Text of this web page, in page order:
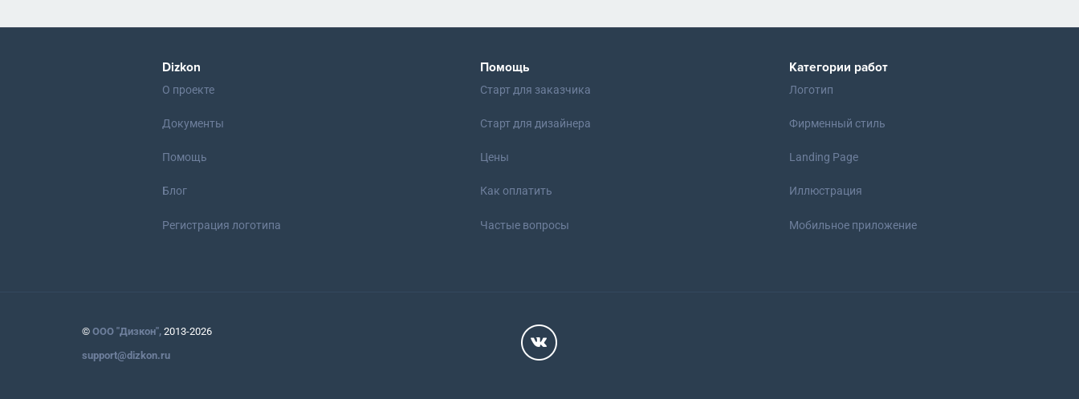
Dizkon
О проекте
Документы
Помощь
Блог
Регистрация логотипа
Помощь
Старт для заказчика
Старт для дизайнера
Цены
Как оплатить
Частые вопросы
Категории работ
Логотип
Фирменный стиль
Landing Page
Иллюстрация
Мобильное приложение
© ООО "Дизкон", 2013-2026
support@dizkon.ru